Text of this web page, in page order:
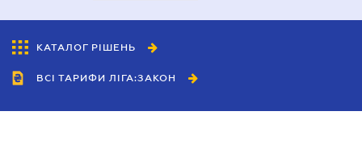
КАТАЛОГ РІШЕНЬ
ВСІ ТАРИФИ ЛІГА:ЗАКОН